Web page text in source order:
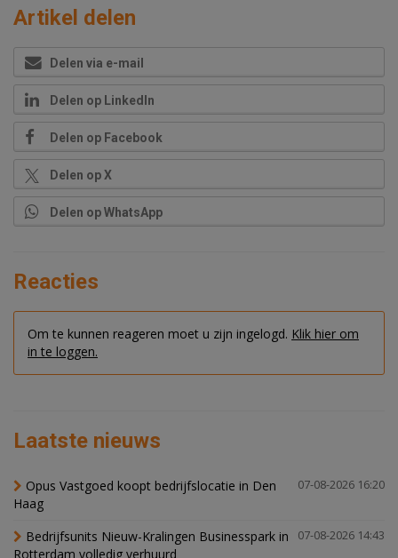
Artikel delen
Delen via e-mail
Delen op LinkedIn
Delen op Facebook
Delen op X
Delen op WhatsApp
Reacties
Om te kunnen reageren moet u zijn ingelogd. Klik hier om
in te loggen.
Laatste nieuws
07-08-2026 16:20
Opus Vastgoed koopt bedrijfslocatie in Den
Haag
07-08-2026 14:43
Bedrijfsunits Nieuw-Kralingen Businesspark in
Rotterdam volledig verhuurd